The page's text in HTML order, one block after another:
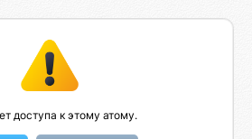
доступа к этому атому.